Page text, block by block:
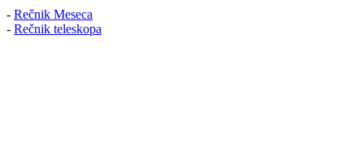
- Rečnik Meseca
- Rečnik teleskopa